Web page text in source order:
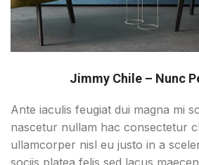
Jimmy Chile – Nunc
Ante iaculis feugiat dui magna mi
nascetur nullam hac consectetur
ullamcorper nisl eu justo in a